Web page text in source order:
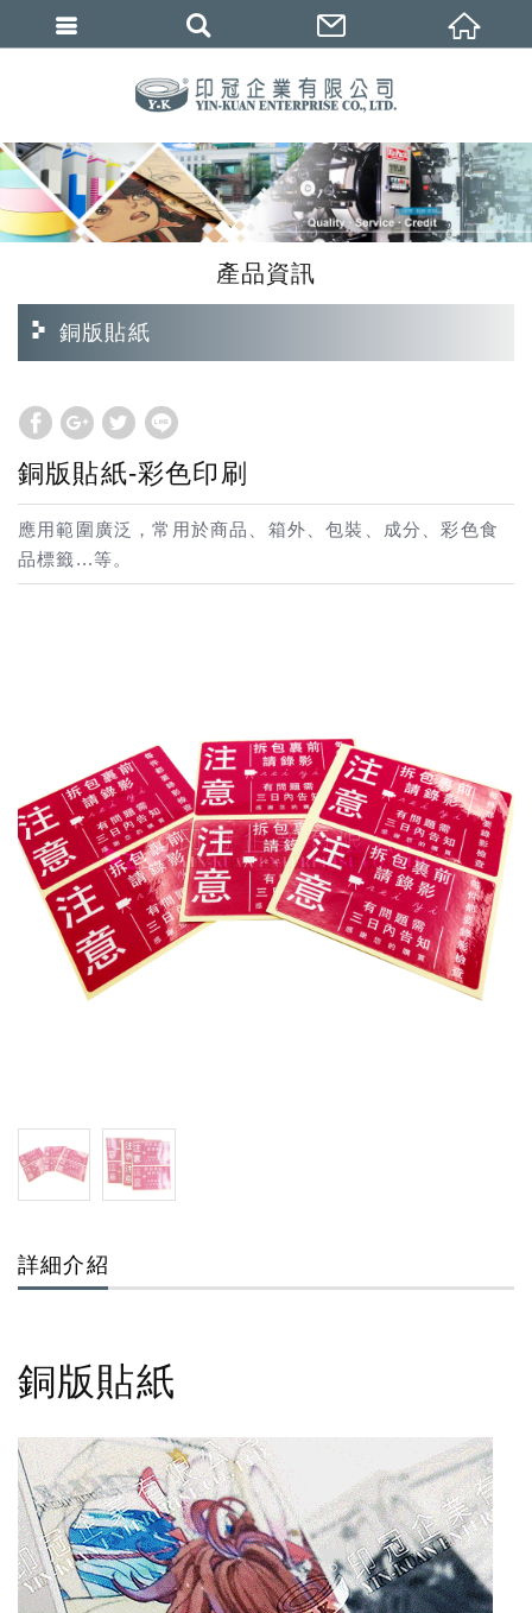
產品資訊
銅版貼紙
銅版貼紙-彩色印刷
應用範圍廣泛，常用於商品、箱外、包裝、成分、彩色食
品標籤...等。
詳細介紹
銅版貼紙